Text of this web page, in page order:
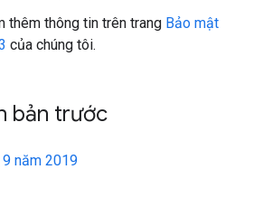
thêm thông tin trên trang Bảo mật
của chúng tôi.
bản trước
năm 2019